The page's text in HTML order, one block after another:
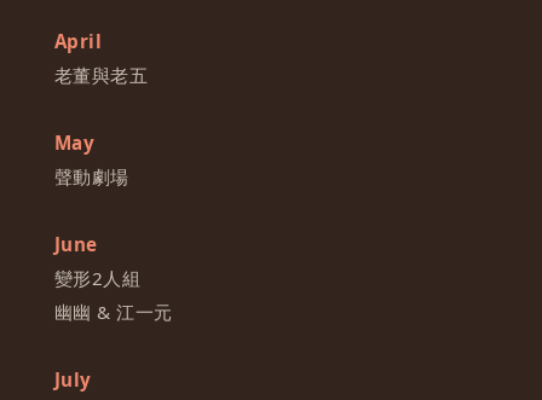
April
老董與老五
May
聲動劇場
June
變形2人組
幽幽 & 江一元
July